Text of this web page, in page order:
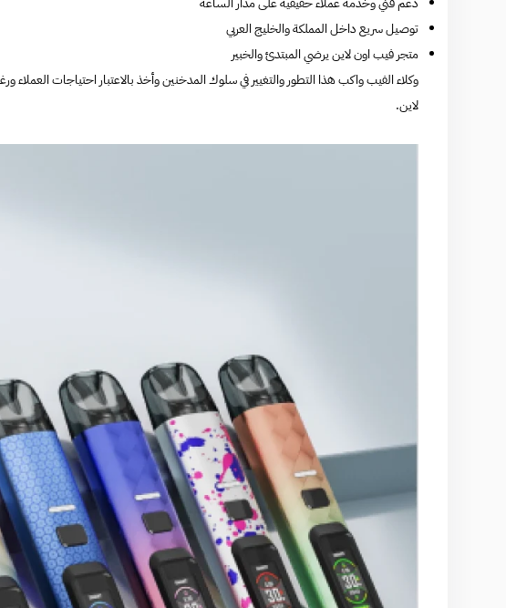
توصيل سريع داخل المملكة والخليج العربي
متجر فيب اون لاين يرضي المبتدئ والخبير
وكلاء الفيب واكب هذا التطور والتغيير في سلوك المدخنين وأخذ بالاعتبار احتياجات
لاين.